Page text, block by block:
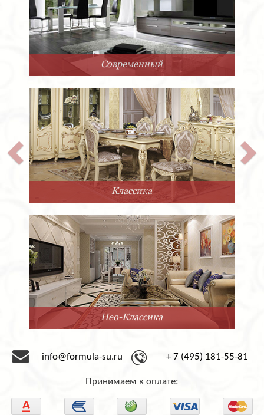
Современный
Классика
Нео-Классика
info@formula-su.ru + 7 (495) 181-55-81
Принимаем к оплате: